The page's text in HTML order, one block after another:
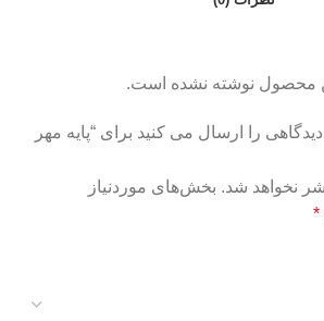
محصول نوشته نشده است.
را ارسال می کنید برای “پایه مهر
نخواهد شد. بخش‌های موردنیاز
*